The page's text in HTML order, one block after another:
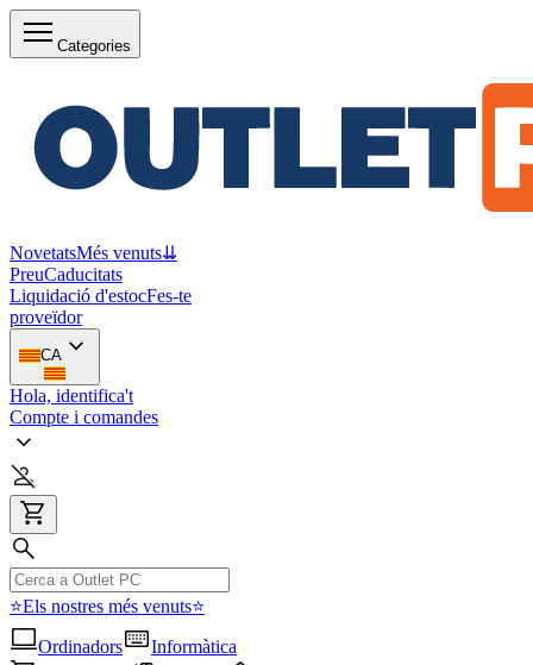
Categories
NovetatsMés venuts⇊
PreuCaducitats
Liquidació d'estocFes-te
proveïdor
CA
Hola, identifica't
Compte i comandes
⭐Els nostres més venuts⭐
Ordinadors
Informàtica